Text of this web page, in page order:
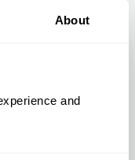
About
and
netto